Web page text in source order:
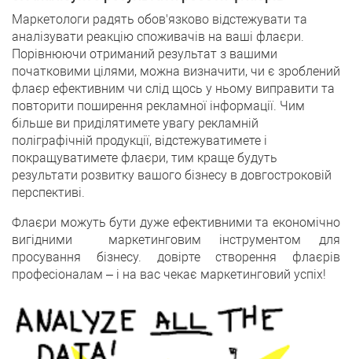
Маркетологи радять обов'язково відстежувати та
аналізувати реакцію споживачів на ваші флаєри.
Порівнюючи отриманий результат з вашими
початковими цілями, можна визначити, чи є зроблений
флаєр ефективним чи слід щось у ньому виправити та
повторити поширення рекламної інформації. Чим
більше ви приділятимете увагу рекламній
поліграфічній продукції, відстежуватимете і
покращуватимете флаєри, тим краще будуть
результати розвитку вашого бізнесу в довгостроковій
перспективі.
Флаєри можуть бути дуже ефективними та економічно
вигідними маркетинговим інструментом для
просування бізнесу. довірте створення флаєрів
професіоналам – і на вас чекає маркетинговий успіх!